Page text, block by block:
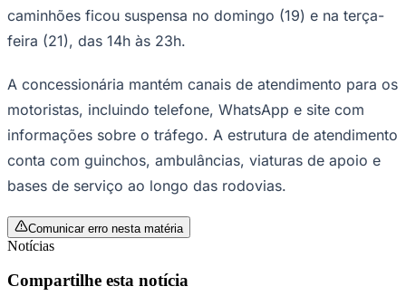
caminhões ficou suspensa no domingo (19) e na terça-
feira (21), das 14h às 23h.
A concessionária mantém canais de atendimento para os
motoristas, incluindo telefone, WhatsApp e site com
informações sobre o tráfego. A estrutura de atendimento
conta com guinchos, ambulâncias, viaturas de apoio e
bases de serviço ao longo das rodovias.
Comunicar erro nesta matéria
Notícias
Compartilhe esta notícia